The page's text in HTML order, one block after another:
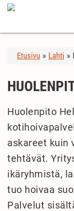
Etusivu » Lahti »
Huolenpito
askareet kuin
tehtävät.
ikäryhmistä,
tuo hoivaa
Palvelut